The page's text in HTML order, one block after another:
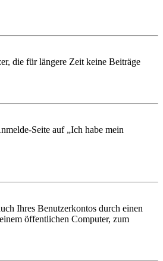
die für längere Zeit keine Beiträge
Seite auf „Ich habe mein
Ihres Benutzerkontos durch einen
öffentlichen Computer, zum